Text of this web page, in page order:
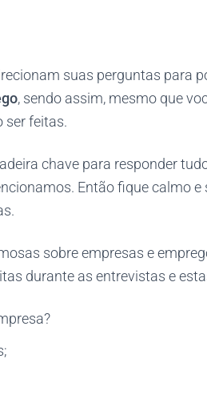
suas perguntas para
, sendo assim, mesmo que
ser feitas.
chave para responder
Então fique calmo e
sobre empresas e
durante as entrevistas e